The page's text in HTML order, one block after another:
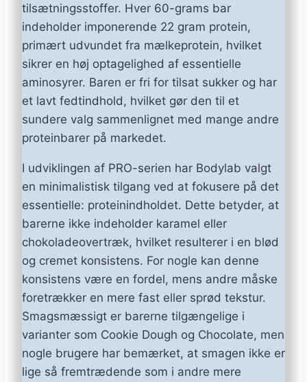
tilsætningsstoffer. Hver 60-grams bar
indeholder imponerende 22 gram protein,
primært udvundet fra mælkeprotein, hvilket
sikrer en høj optagelighed af essentielle
aminosyrer. Baren er fri for tilsat sukker og har
et lavt fedtindhold, hvilket gør den til et
sundere valg sammenlignet med mange andre
proteinbarer på markedet.
I udviklingen af PRO-serien har Bodylab valgt
en minimalistisk tilgang ved at fokusere på det
essentielle: proteinindholdet. Dette betyder, at
barerne ikke indeholder karamel eller
chokoladeovertræk, hvilket resulterer i en blød
og cremet konsistens. For nogle kan denne
konsistens være en fordel, mens andre måske
foretrækker en mere fast eller sprød tekstur.
Smagsmæssigt er barerne tilgængelige i
varianter som Cookie Dough og Chocolate, men
nogle brugere har bemærket, at smagen ikke er
lige så fremtrædende som i andre mere